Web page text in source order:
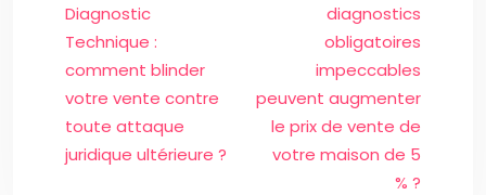
Diagnostic
Technique :
comment blinder
votre vente contre
toute attaque
juridique ultérieure ?
diagnostics
obligatoires
impeccables
peuvent augmenter
le prix de vente de
votre maison de 5
% ?